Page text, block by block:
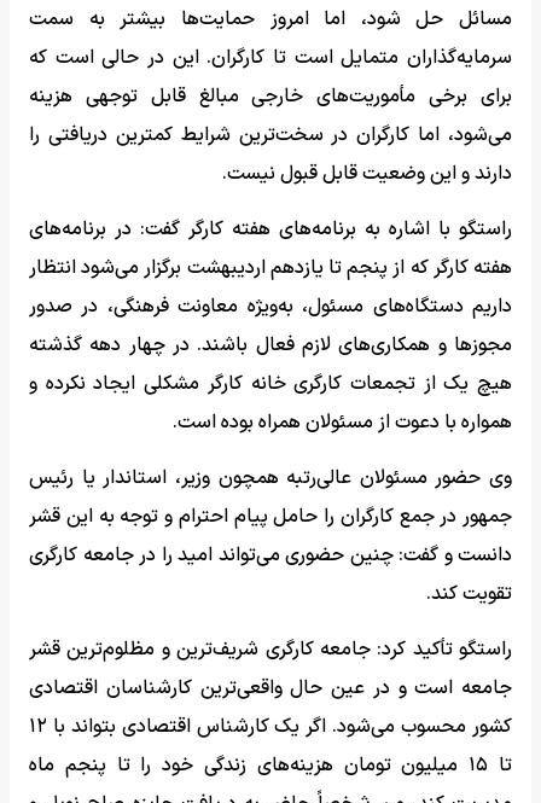
مسائل حل شود، اما امروز حمایت‌ها بیشتر به سمت
سرمایه‌گذاران متمایل است تا کارگران. این در حالی است که
برای برخی مأموریت‌های خارجی مبالغ قابل توجهی هزینه
می‌شود، اما کارگران در سخت‌ترین شرایط کمترین دریافتی را
دارند و این وضعیت قابل قبول نیست.
راستگو با اشاره به برنامه‌های هفته کارگر گفت: در برنامه‌های
هفته کارگر که از پنجم تا یازدهم اردیبهشت برگزار می‌شود انتظار
داریم دستگاه‌های مسئول، به‌ویژه معاونت فرهنگی، در صدور
مجوزها و همکاری‌های لازم فعال باشند. در چهار دهه گذشته
هیچ یک از تجمعات کارگری خانه کارگر مشکلی ایجاد نکرده و
همواره با دعوت از مسئولان همراه بوده است.
وی حضور مسئولان عالی‌رتبه همچون وزیر، استاندار یا رئیس
جمهور در جمع کارگران را حامل پیام احترام و توجه به این قشر
دانست و گفت: چنین حضوری می‌تواند امید را در جامعه کارگری
تقویت کند.
راستگو تأکید کرد: جامعه کارگری شریف‌ترین و مظلوم‌ترین قشر
جامعه است و در عین حال واقعی‌ترین کارشناسان اقتصادی
کشور محسوب می‌شود. اگر یک کارشناس اقتصادی بتواند با ۱۲
تا ۱۵ میلیون تومان هزینه‌های زندگی خود را تا پنجم ماه